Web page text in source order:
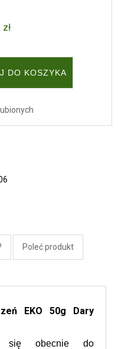
zł
Poleć produkt
EKO 50g Dary
się obecnie do